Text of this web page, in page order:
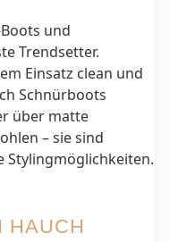
und
Trendsetter.
Einsatz clean und
Schnürboots
über matte
– sie sind
Stylingmöglichkeiten.
HAUCH